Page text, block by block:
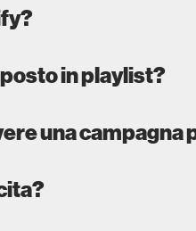
in playlist?
una campagna